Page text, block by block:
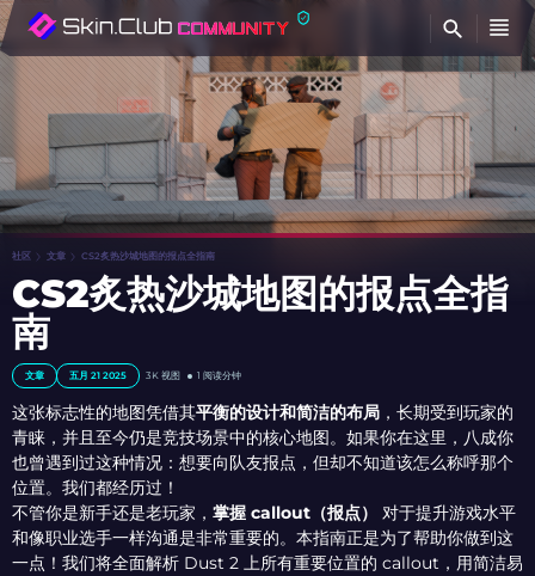
社区 文章 CS2炙热沙城地图的报点全指南
CS2炙热沙城地图的报点全指
南
文章 五月 21 2025 3K 视图 1 阅读分钟
这张标志性的地图凭借其平衡的设计和简洁的布局 ，长期受到玩家的
青睐，并且至今仍是竞技场景中的核心地图。如果你在这里，八成你
也曾遇到过这种情况：想要向队友报点，但却不知道该怎么称呼那个
位置。我们都经历过！
不管你是新手还是老玩家， 掌握 callout（报点）
对于提升游戏水平
和像职业选手一样沟通是非常重要的。本指南正是为了帮助你做到这
一点！我们将全面解析 Dust 2 上所有重要位置的 callout，用简洁易